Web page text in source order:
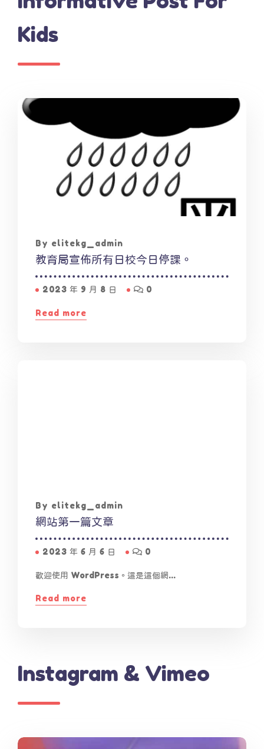
Kids
By elitekg_admin
教育局宣佈所有日校今日停課。
2023 年 9 月 8 日 0
Read more
By elitekg_admin
網站第一篇文章
2023 年 6 月 6 日 0
歡迎使用 WordPress。這是這個網...
Read more
Instagram & Vimeo